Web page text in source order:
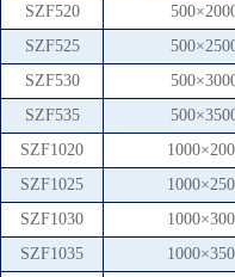
SZF520
SZF525
SZF530
SZF535
SZF1020
SZF1025
SZF1030
SZF1035